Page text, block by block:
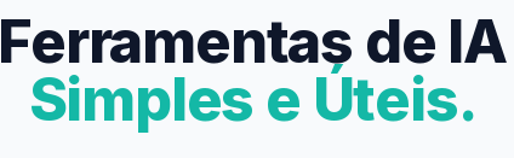
Ferramentas de IA
Simples e Úteis.